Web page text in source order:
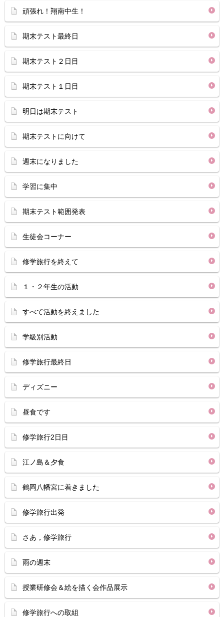
頑張れ！翔南中生！
期末テスト最終日
期末テスト２日目
期末テスト１日目
明日は期末テスト
期末テストに向けて
週末になりました
学習に集中
期末テスト範囲発表
生徒会コーナー
修学旅行を終えて
１・２年生の活動
すべて活動を終えました
学級別活動
修学旅行最終日
ディズニー
昼食です
修学旅行2日目
江ノ島＆夕食
鶴岡八幡宮に着きました
修学旅行出発
さあ，修学旅行
雨の週末
授業研修会＆絵を描く会作品展示
修学旅行への取組